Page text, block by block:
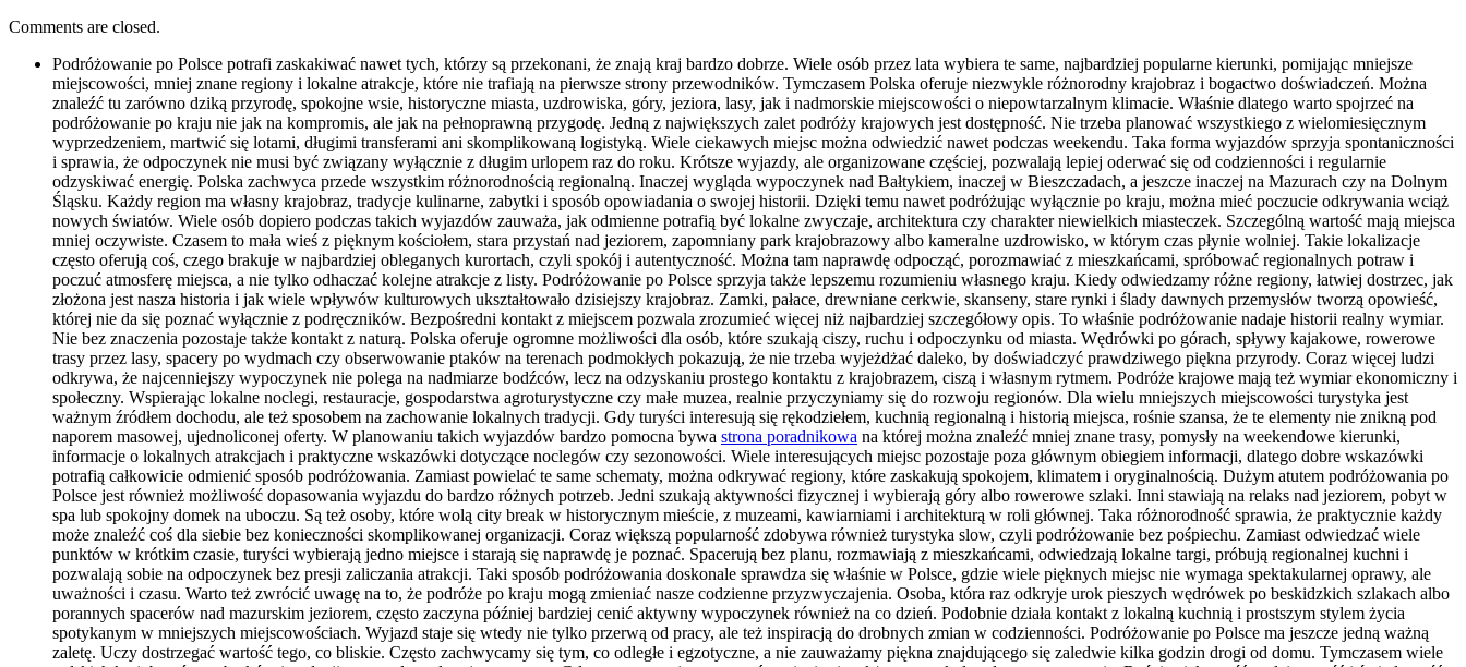
Comments are closed.
Podróżowanie po Polsce potrafi zaskakiwać nawet tych, którzy są przekonani, że znają kraj bardzo dobrze. Wiele osób przez lata wybiera te same, najbardziej popularne kierunki, pomijając mniejsze
miejscowości, mniej znane regiony i lokalne atrakcje, które nie trafiają na pierwsze strony przewodników. Tymczasem Polska oferuje niezwykle różnorodny krajobraz i bogactwo doświadczeń. Można
znaleźć tu zarówno dziką przyrodę, spokojne wsie, historyczne miasta, uzdrowiska, góry, jeziora, lasy, jak i nadmorskie miejscowości o niepowtarzalnym klimacie. Właśnie dlatego warto spojrzeć na
podróżowanie po kraju nie jak na kompromis, ale jak na pełnoprawną przygodę. Jedną z największych zalet podróży krajowych jest dostępność. Nie trzeba planować wszystkiego z wielomiesięcznym
wyprzedzeniem, martwić się lotami, długimi transferami ani skomplikowaną logistyką. Wiele ciekawych miejsc można odwiedzić nawet podczas weekendu. Taka forma wyjazdów sprzyja spontaniczności
i sprawia, że odpoczynek nie musi być związany wyłącznie z długim urlopem raz do roku. Krótsze wyjazdy, ale organizowane częściej, pozwalają lepiej oderwać się od codzienności i regularnie
odzyskiwać energię. Polska zachwyca przede wszystkim różnorodnością regionalną. Inaczej wygląda wypoczynek nad Bałtykiem, inaczej w Bieszczadach, a jeszcze inaczej na Mazurach czy na Dolnym
Śląsku. Każdy region ma własny krajobraz, tradycje kulinarne, zabytki i sposób opowiadania o swojej historii. Dzięki temu nawet podróżując wyłącznie po kraju, można mieć poczucie odkrywania wciąż
nowych światów. Wiele osób dopiero podczas takich wyjazdów zauważa, jak odmienne potrafią być lokalne zwyczaje, architektura czy charakter niewielkich miasteczek. Szczególną wartość mają miejsca
mniej oczywiste. Czasem to mała wieś z pięknym kościołem, stara przystań nad jeziorem, zapomniany park krajobrazowy albo kameralne uzdrowisko, w którym czas płynie wolniej. Takie lokalizacje
często oferują coś, czego brakuje w najbardziej obleganych kurortach, czyli spokój i autentyczność. Można tam naprawdę odpocząć, porozmawiać z mieszkańcami, spróbować regionalnych potraw i
poczuć atmosferę miejsca, a nie tylko odhaczać kolejne atrakcje z listy. Podróżowanie po Polsce sprzyja także lepszemu rozumieniu własnego kraju. Kiedy odwiedzamy różne regiony, łatwiej dostrzec, jak
złożona jest nasza historia i jak wiele wpływów kulturowych ukształtowało dzisiejszy krajobraz. Zamki, pałace, drewniane cerkwie, skanseny, stare rynki i ślady dawnych przemysłów tworzą opowieść,
której nie da się poznać wyłącznie z podręczników. Bezpośredni kontakt z miejscem pozwala zrozumieć więcej niż najbardziej szczegółowy opis. To właśnie podróżowanie nadaje historii realny wymiar.
Nie bez znaczenia pozostaje także kontakt z naturą. Polska oferuje ogromne możliwości dla osób, które szukają ciszy, ruchu i odpoczynku od miasta. Wędrówki po górach, spływy kajakowe, rowerowe
trasy przez lasy, spacery po wydmach czy obserwowanie ptaków na terenach podmokłych pokazują, że nie trzeba wyjeżdżać daleko, by doświadczyć prawdziwego piękna przyrody. Coraz więcej ludzi
odkrywa, że najcenniejszy wypoczynek nie polega na nadmiarze bodźców, lecz na odzyskaniu prostego kontaktu z krajobrazem, ciszą i własnym rytmem. Podróże krajowe mają też wymiar ekonomiczny i
społeczny. Wspierając lokalne noclegi, restauracje, gospodarstwa agroturystyczne czy małe muzea, realnie przyczyniamy się do rozwoju regionów. Dla wielu mniejszych miejscowości turystyka jest
ważnym źródłem dochodu, ale też sposobem na zachowanie lokalnych tradycji. Gdy turyści interesują się rękodziełem, kuchnią regionalną i historią miejsca, rośnie szansa, że te elementy nie znikną pod
naporem masowej, ujednoliconej oferty. W planowaniu takich wyjazdów bardzo pomocna bywa strona poradnikowa na której można znaleźć mniej znane trasy, pomysły na weekendowe kierunki,
informacje o lokalnych atrakcjach i praktyczne wskazówki dotyczące noclegów czy sezonowości. Wiele interesujących miejsc pozostaje poza głównym obiegiem informacji, dlatego dobre wskazówki
potrafią całkowicie odmienić sposób podróżowania. Zamiast powielać te same schematy, można odkrywać regiony, które zaskakują spokojem, klimatem i oryginalnością. Dużym atutem podróżowania po
Polsce jest również możliwość dopasowania wyjazdu do bardzo różnych potrzeb. Jedni szukają aktywności fizycznej i wybierają góry albo rowerowe szlaki. Inni stawiają na relaks nad jeziorem, pobyt w
spa lub spokojny domek na uboczu. Są też osoby, które wolą city break w historycznym mieście, z muzeami, kawiarniami i architekturą w roli głównej. Taka różnorodność sprawia, że praktycznie każdy
może znaleźć coś dla siebie bez konieczności skomplikowanej organizacji. Coraz większą popularność zdobywa również turystyka slow, czyli podróżowanie bez pośpiechu. Zamiast odwiedzać wiele
punktów w krótkim czasie, turyści wybierają jedno miejsce i starają się naprawdę je poznać. Spacerują bez planu, rozmawiają z mieszkańcami, odwiedzają lokalne targi, próbują regionalnej kuchni i
pozwalają sobie na odpoczynek bez presji zaliczania atrakcji. Taki sposób podróżowania doskonale sprawdza się właśnie w Polsce, gdzie wiele pięknych miejsc nie wymaga spektakularnej oprawy, ale
uważności i czasu. Warto też zwrócić uwagę na to, że podróże po kraju mogą zmieniać nasze codzienne przyzwyczajenia. Osoba, która raz odkryje urok pieszych wędrówek po beskidzkich szlakach albo
porannych spacerów nad mazurskim jeziorem, często zaczyna później bardziej cenić aktywny wypoczynek również na co dzień. Podobnie działa kontakt z lokalną kuchnią i prostszym stylem życia
spotykanym w mniejszych miejscowościach. Wyjazd staje się wtedy nie tylko przerwą od pracy, ale też inspiracją do drobnych zmian w codzienności. Podróżowanie po Polsce ma jeszcze jedną ważną
zaletę. Uczy dostrzegać wartość tego, co bliskie. Często zachwycamy się tym, co odległe i egzotyczne, a nie zauważamy piękna znajdującego się zaledwie kilka godzin drogi od domu. Tymczasem wiele